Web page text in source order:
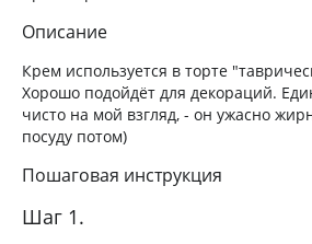
Описание
Крем используется в торте
Хорошо подойдёт для декораций.
чисто на мой взгляд, - он ужасно
посуду потом)
Пошаговая инструкция
Шаг 1.